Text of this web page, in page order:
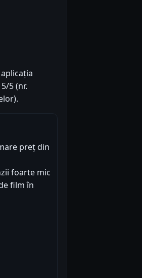
5 (nr.
preț din
foarte mic
film în